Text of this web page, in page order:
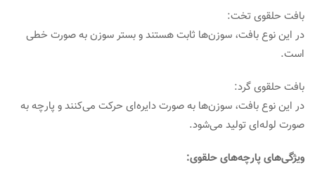
بافت حلقوی تخت:
در این نوع بافت، سوزن‌ها ثابت هستند و بستر سوزن به صورت خطی
است.
بافت حلقوی گرد:
در این نوع بافت، سوزن‌ها به صورت دایره‌ای حرکت می‌کنند و پارچه به
صورت لوله‌ای تولید می‌شود.
ویژگی‌های پارچه‌های حلقوی: